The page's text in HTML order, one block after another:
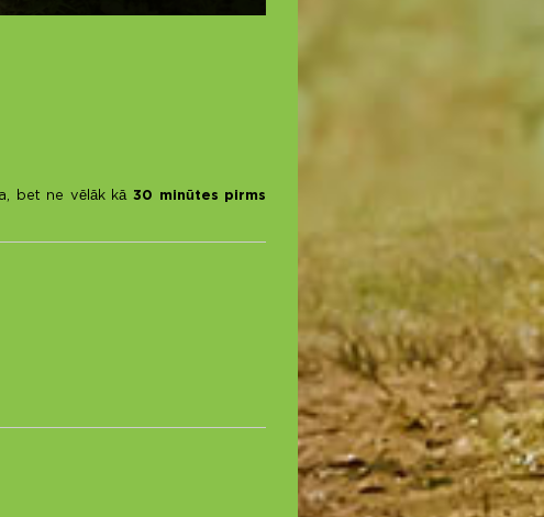
bet ne vēlāk kā30 minūtes pirms